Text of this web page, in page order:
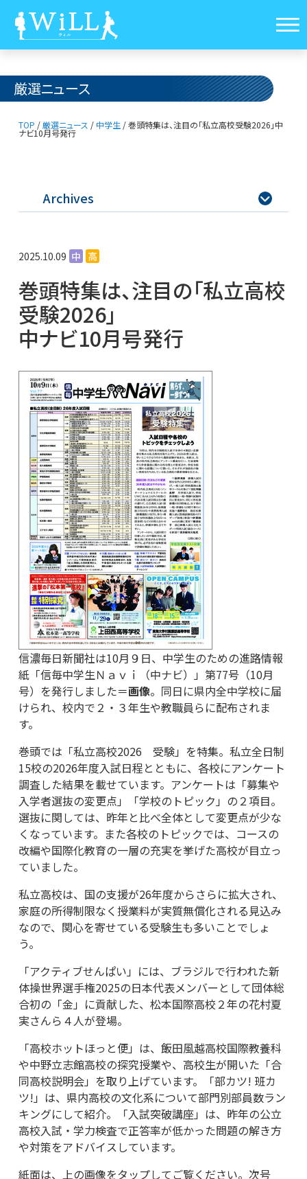
厳選ニュース
TOP /厳選ニュース / 中学生/巻頭特集は、注目の「私立高校受験2026」中
ナビ10月号発行
Archives 
2025.10.09 中 高
巻頭特集は、注目の「私立高校
受験2026」
中ナビ10月号発行
信濃毎日新聞社は10月９日、中学生のための進路情報
紙「信毎中学生Ｎａｖｉ（中ナビ）」第77号（10月
号）を発行しました＝画像。同日に県内全中学校に届
けられ、校内で２・３年生や教職員らに配布されま
す。
巻頭では「私立高校2026 受験」を特集。私立全日制
15校の2026年度入試日程とともに、各校にアンケート
調査した結果を載せています。アンケートは「募集や
入学者選抜の変更点」「学校のトピック」の２項目。
選抜に関しては、昨年と比べ全体として変更点が少な
くなっています。また各校のトピックでは、コースの
改編や国際化教育の一層の充実を挙げた高校が目立っ
ていました。
私立高校は、国の支援が26年度からさらに拡大され、
家庭の所得制限なく授業料が実質無償化される見込み
なので、関心を寄せている受験生も多いことでしょ
う。
「アクティブせんぱい」には、ブラジルで行われた新
体操世界選手権2025の日本代表メンバーとして団体総
合初の「金」に貢献した、松本国際高校２年の花村夏
実さんら４人が登場。
「高校ホットほっと便」は、飯田風越高校国際教養科
や中野立志館高校の探究授業や、高校生が開いた「合
同高校説明会」を取り上げています。「部カツ! 班カ
ツ!」は、県内高校の文化系について部門別部員数ラン
キングにして紹介。「入試突破講座」は、昨年の公立
高校入試・学力検査で正答率が低かった問題の解き方
や対策をアドバイスしています。
紙面は、上の画像をタップしてご覧ください。次号